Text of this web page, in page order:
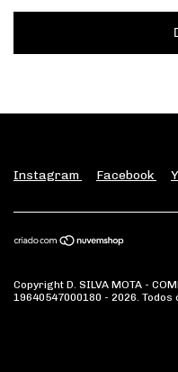
Instagram Facebook
Copyright D. SILVA MOTA -
19640547000180 - 2026.